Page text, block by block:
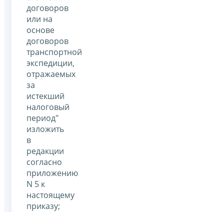
договоров
или на
основе
договоров
транспортной
экспедиции,
отражаемых
за
истекший
налоговый
период"
изложить
в
редакции
согласно
приложению
N 5 к
настоящему
приказу;